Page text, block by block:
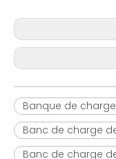
Banque de charge
Banc de charge
Banc de charge